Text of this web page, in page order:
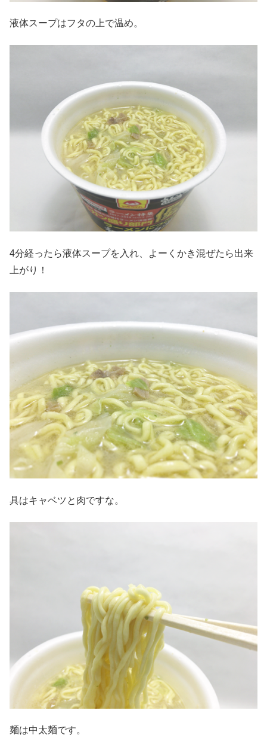
液体スープはフタの上で温め。
4分経ったら液体スープを入れ、よーくかき混ぜたら出来
上がり！
具はキャベツと肉ですな。
麺は中太麺です。